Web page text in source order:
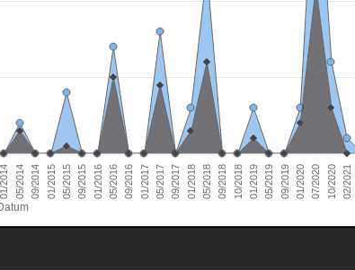
01/2014 05/2014 09/2014 01/2015 05/2015 09/2015 01/2016 05/2016 09/2016 01/2017 05/2017 09/2017 01/2018 05/2018 09/2018 10/2018 01/2019 05/2019 09/2019 01/2020 07/2020 10/2020 02/2021